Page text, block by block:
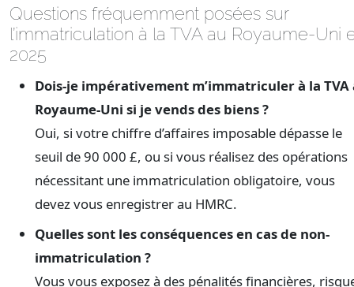
Questions fréquemment posées sur
l’immatriculation à la TVA au Royaume-Uni
2025
Dois-je impérativement m’immatriculer à la TVA
Royaume-Uni si je vends des biens ?
Oui, si votre chiffre d’affaires imposable dépasse le
seuil de 90 000 £, ou si vous réalisez des opérations
nécessitant une immatriculation obligatoire, vous
devez vous enregistrer au HMRC.
Quelles sont les conséquences en cas de non-
immatriculation ?
Vous vous exposez à des pénalités financières,